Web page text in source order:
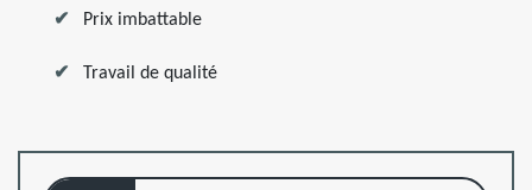
Prix imbattable
Travail de qualité